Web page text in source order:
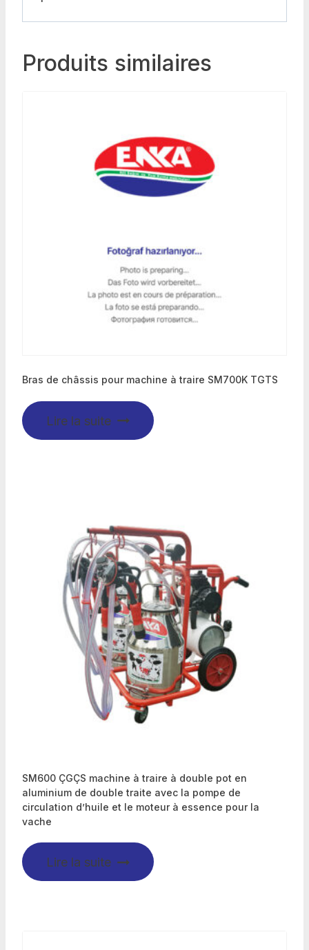
Produits similaires
Bras de châssis pour machine à traire SM700K TGTS
Lire la suite
SM600 ÇGÇS machine à traire à double pot en
aluminium de double traite avec la pompe de
circulation d’huile et le moteur à essence pour la
vache
Lire la suite